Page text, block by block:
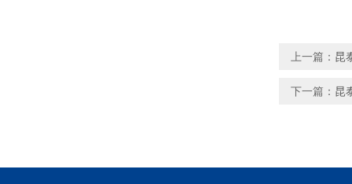
上一篇： 昆
下一篇： 昆